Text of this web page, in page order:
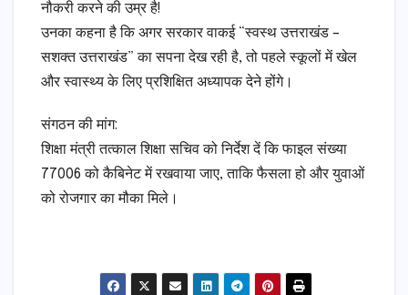
नौकरी करने की उम्र है!
उनका कहना है कि अगर सरकार वाकई “स्वस्थ उत्तराखंड –
सशक्त उत्तराखंड” का सपना देख रही है, तो पहले स्कूलों में खेल
और स्वास्थ्य के लिए प्रशिक्षित अध्यापक देने होंगे।
संगठन की मांग:
शिक्षा मंत्री तत्काल शिक्षा सचिव को निर्देश दें कि फाइल संख्या
77006 को कैबिनेट में रखवाया जाए, ताकि फैसला हो और युवाओं
को रोजगार का मौका मिले।